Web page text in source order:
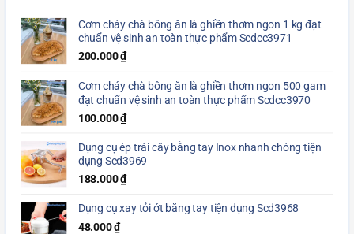
Cơm cháy chà bông ăn là ghiền thơm ngon 1 kg đạt
chuẩn vệ sinh an toàn thực phẩm Scdcc3971
200.000₫
Cơm cháy chà bông ăn là ghiền thơm ngon 500 gam
đạt chuẩn vệ sinh an toàn thực phẩm Scdcc3970
100.000₫
Dụng cụ ép trái cây bằng tay Inox nhanh chóng tiện
dụng Scd3969
188.000₫
Dụng cụ xay tỏi ớt bằng tay tiện dụng Scd3968
48.000₫